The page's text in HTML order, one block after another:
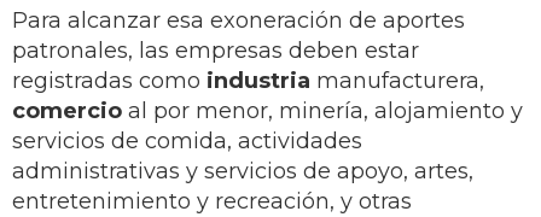
Para alcanzar esa exoneración de aportes
patronales, las empresas deben estar
registradas como industria manufacturera,
comercio al por menor, minería, alojamiento y
servicios de comida, actividades
administrativas y servicios de apoyo, artes,
entretenimiento y recreación, y otras